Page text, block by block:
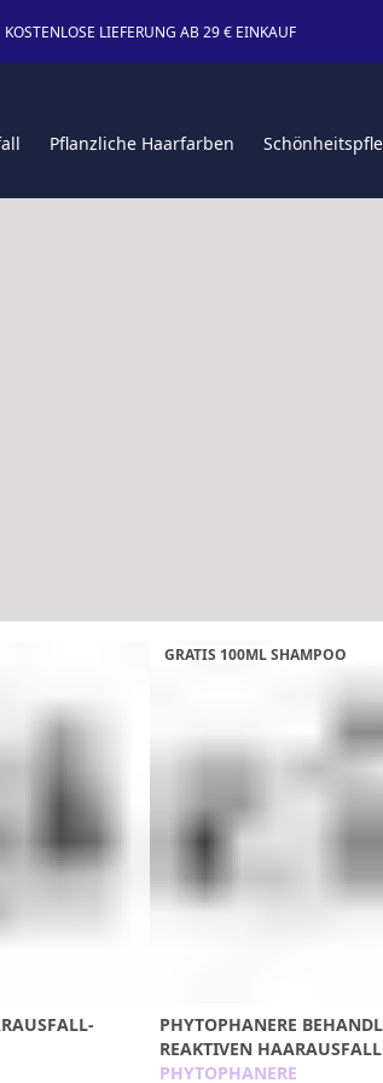
KOSTENLOSE LIEFERUNG AB 29 € EINKAUF
Pflanzliche Haarfarben
GRATIS 100ML SHAMPOO
PHYTOPHANERE
REAKTIVEN
PHYTOPHANERE